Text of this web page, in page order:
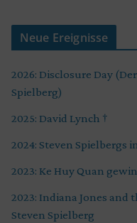
Neue Ereignisse
2026: Disclosure Day
Spielberg)
2025: David Lynch †
2024: Steven Spielbergs
2023: Ke Huy Quan
2023: Indiana Jones and
Steven Spielberg